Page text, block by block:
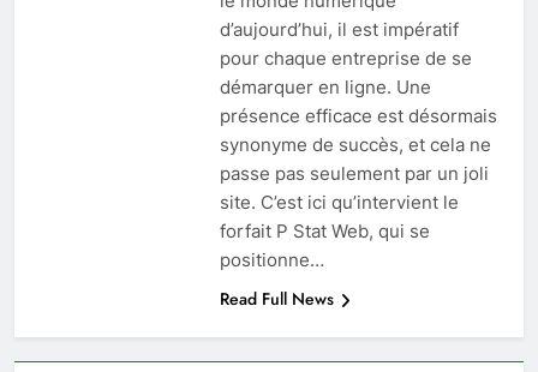
d’aujourd’hui, il est impératif
pour chaque entreprise de se
démarquer en ligne. Une
présence efficace est désormais
synonyme de succès, et cela ne
passe pas seulement par un joli
site. C’est ici qu’intervient le
forfait P Stat Web, qui se
positionne…
Read Full News